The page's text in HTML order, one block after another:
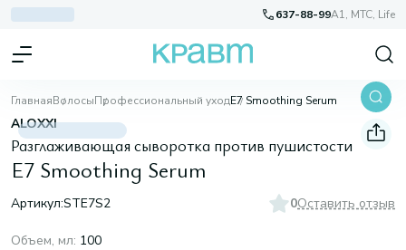
637-88-99A1, МТС, Life
ГлавнаяВолосыПрофессиональный уходE7 Smoothing Serum
ALOXXI
Разглаживающая сыворотка против пушистости
E7 Smoothing Serum
Артикул:STE7S2 0Оставить отзыв
Объем, мл: 100